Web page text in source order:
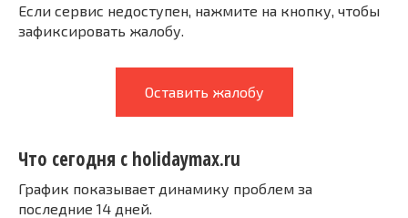
Если сервис недоступен, нажмите на кнопку, чтобы
зафиксировать жалобу.
Оставить жалобу
Что сегодня с holidaymax.ru
График показывает динамику проблем за
последние 14 дней.